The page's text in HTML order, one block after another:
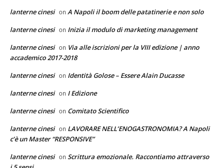
lanterne cinesi on A Napoli il boom delle patatinerie e non solo
lanterne cinesi on Inizia il modulo di marketing management
lanterne cinesi on Via alle iscrizioni per la VIII edizione | anno
accademico 2017-2018
lanterne cinesi on Identità Golose – Essere Alain Ducasse
lanterne cinesi on I Edizione
lanterne cinesi on Comitato Scientifico
lanterne cinesi on LAVORARE NELL’ENOGASTRONOMIA? A Napoli
c’è un Master “RESPONSIVE”
lanterne cinesi on Scrittura emozionale. Raccontiamo attraverso